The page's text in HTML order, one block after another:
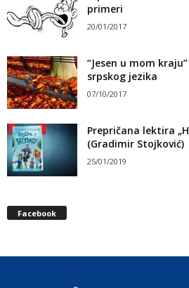
primeri
20/01/2017
“Jesen u mom
srpskog jezika
07/10/2017
Prepričana lektira
(Gradimir Stojković)
25/01/2019
Facebook